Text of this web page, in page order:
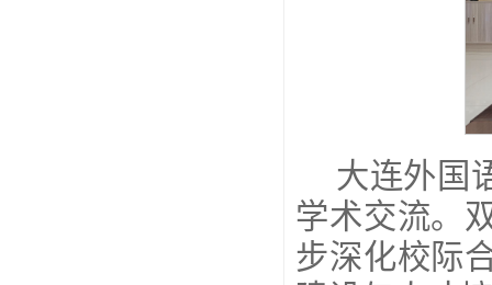
大连外国
学术交流。
步深化校际